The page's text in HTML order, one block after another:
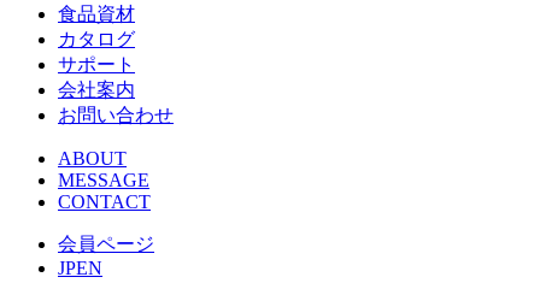
食品資材
カタログ
サポート
会社案内
お問い合わせ
ABOUT
MESSAGE
CONTACT
会員ページ
JPEN